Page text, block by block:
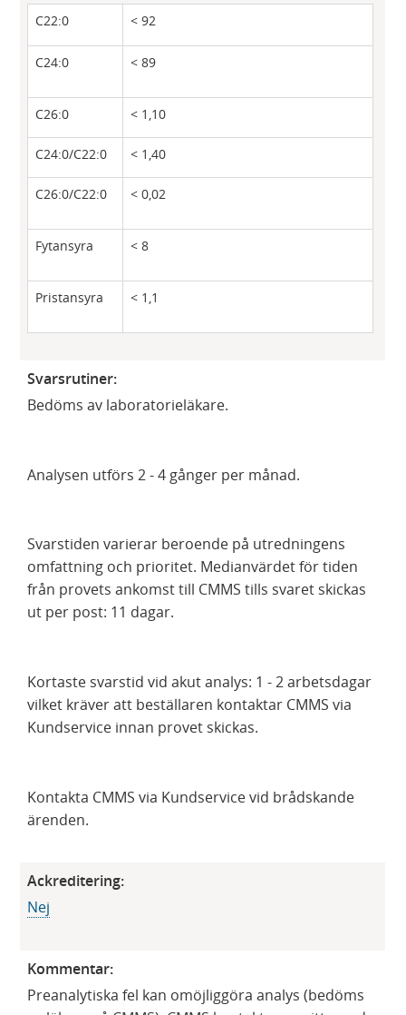
C22:0 < 92
C24:0 < 89
C26:0 < 1,10
C24:0/C22:0 < 1,40
C26:0/C22:0 < 0,02
Fytansyra < 8
Pristansyra < 1,1
Svarsrutiner:
Bedöms av laboratorieläkare.
Analysen utförs 2 - 4 gånger per månad.
Svarstiden varierar beroende på utredningens
omfattning och prioritet. Medianvärdet för tiden
från provets ankomst till CMMS tills svaret skickas
ut per post: 11 dagar.
Kortaste svarstid vid akut analys: 1 - 2 arbetsdagar
vilket kräver att beställaren kontaktar CMMS via
Kundservice innan provet skickas.
Kontakta CMMS via Kundservice vid brådskande
ärenden.​
Ackreditering:
​Nej
Kommentar:
​Preanalytiska fel kan omöjliggöra analys (bedöms